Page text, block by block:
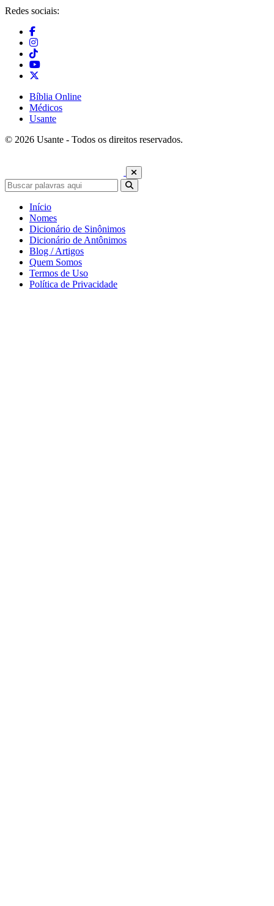
Redes sociais:
Bíblia Online
Médicos
Usante
© 2026 Usante - Todos os direitos reservados.
Início
Nomes
Dicionário de Sinônimos
Dicionário de Antônimos
Blog / Artigos
Quem Somos
Termos de Uso
Política de Privacidade